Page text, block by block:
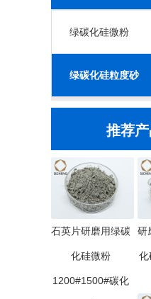
绿碳化硅微粉
绿碳化硅粒度砂
推荐
石英片研磨用绿碳
化硅微粉
1200#1500#碳化
研
化